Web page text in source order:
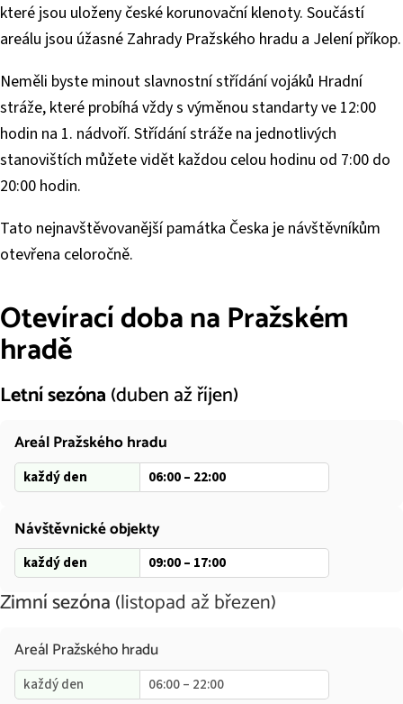
které jsou uloženy české korunovační klenoty. Součástí
areálu jsou úžasné Zahrady Pražského hradu a Jelení příkop.
Neměli byste minout slavnostní střídání vojáků Hradní
stráže, které probíhá vždy s výměnou standarty ve 12:00
hodin na 1. nádvoří. Střídání stráže na jednotlivých
stanovištích můžete vidět každou celou hodinu od 7:00 do
20:00 hodin.
Tato nejnavštěvovanější památka Česka je návštěvníkům
otevřena celoročně.
Otevírací doba na Pražském
hradě
Letní sezóna duben až říjen
Areál Pražského hradu
každý den 06:00 – 22:00
Návštěvnické objekty
každý den 09:00 – 17:00
Zimní sezóna listopad až březen
Areál Pražského hradu
každý den 06:00 – 22:00